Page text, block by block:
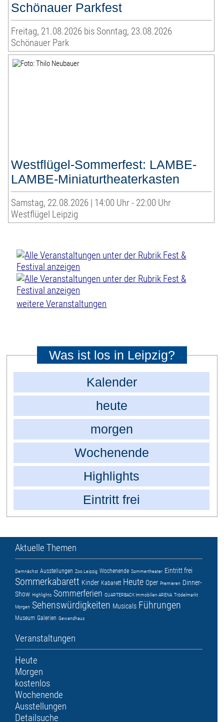
Schönauer Parkfest
Freitag, 21.08.2026 bis Sonntag, 23.08.2026
Schönauer Park
Westflügel-Sommerfest: LAMBE-
LAMBE-Miniaturtheaterkasten
Samstag, 22.08.2026 | 14:00 Uhr - 22:00 Uhr
Westflügel Leipzig
weitere Veranstaltungen
Was ist los in Leipzig?
Kalender
heute
morgen
Wochenende
Highlights
Eintritt frei
Aktuelle Themen
Demnächst Ausstellungen Zoo Leipzig Wochenende Sommertheater Eintritt frei
Sommerkabarett Kinder Kabarett Heute Oper Premieren Dinner-
Show Highlights Sommerferien QUARTERBACK Immobilien ARENA Trödelmarkt
Morgen Sehenswürdigkeiten Musicals Führungen
Museum Galerien Gewandhaus
Veranstaltungen
Heute
Morgen
kostenlos
Wochenende
Ausstellungen
Detailsuche